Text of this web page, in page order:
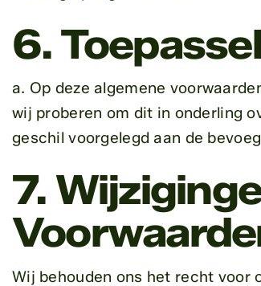
6.
a. Op deze algemene
wij proberen om dit in onderling
geschil voorgelegd aan de
7.
Wij behouden ons het recht voor